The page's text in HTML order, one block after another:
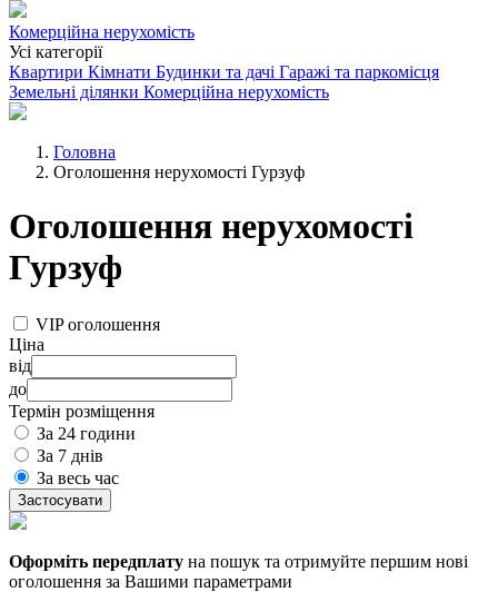
Комерційна нерухомість
Усі категорії
Квартири Кімнати Будинки та дачі Гаражі та паркомісця
Земельні ділянки Комерційна нерухомість
Головна
Оголошення нерухомості Гурзуф
Оголошення нерухомості
Гурзуф
VIP оголошення
Ціна
від
до
Термін розміщення
За 24 години
За 7 днів
За весь час
Застосувати
Оформіть передплату на пошук та отримуйте першим нові
оголошення за Вашими параметрами